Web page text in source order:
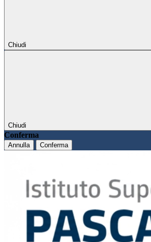
Chiudi
Chiudi
Conferma
Annulla Conferma